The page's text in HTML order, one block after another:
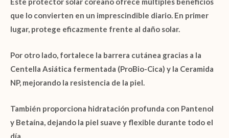
que lo convierten en un imprescindible diario. En primer
lugar, protege eficazmente frente al daño solar.
Por otro lado, fortalece la barrera cutánea gracias a la
Centella Asiática fermentada (ProBio-Cica) y la Ceramida
NP, mejorando la resistencia de la piel.
También proporciona hidratación profunda con Pantenol
y Betaína, dejando la piel suave y flexible durante todo el
día.